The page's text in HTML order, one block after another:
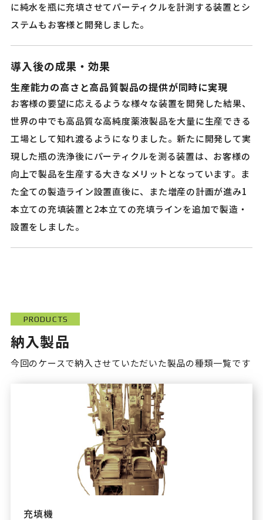
に純水を瓶に充填させてパーティクルを計測する装置とシ
ステムもお客様と開発しました。
導入後の成果・効果
生産能力の高さと高品質製品の提供が同時に実現
お客様の要望に応えるような様々な装置を開発した結果、
世界の中でも高品質な高純度薬液製品を大量に生産できる
工場として知れ渡るようになりました。新たに開発して実
現した瓶の洗浄後にパーティクルを測る装置は、お客様の
向上で製品を生産する大きなメリットとなっています。ま
た全ての製造ライン設置直後に、また増産の計画が進み1
本立ての充填装置と2本立ての充填ラインを追加で製造・
設置をしました。
PRODUCTS
納入製品
今回のケースで納入させていただいた製品の種類一覧です
充填機